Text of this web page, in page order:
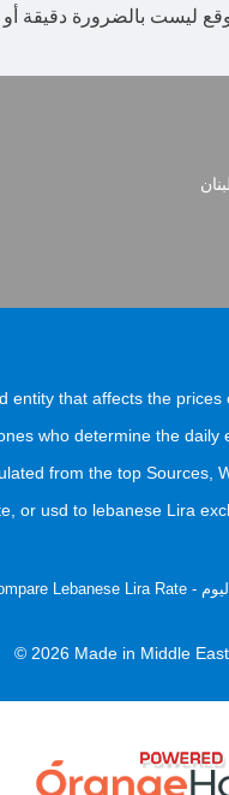
ليست بالضرورة دقيقة
that affects the
who determine the daily
from the top Sources,
or usd to lebanese Lira
© 2026 Made in Middle